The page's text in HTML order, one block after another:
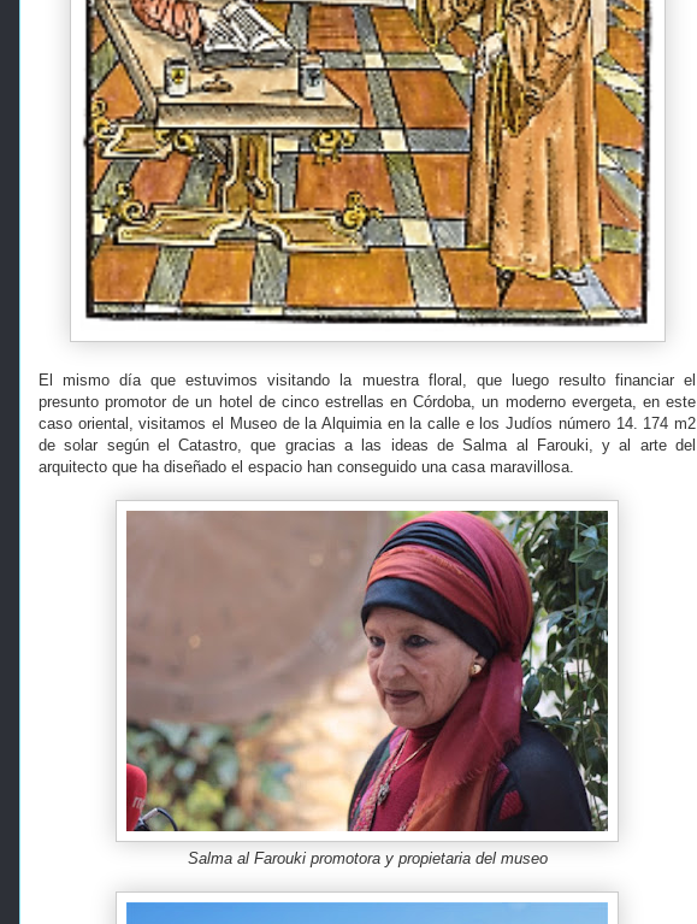
El mismo día que estuvimos visitando la muestra floral, que luego resulto financiar el
presunto promotor de un hotel de cinco estrellas en Córdoba, un moderno evergeta, en este
caso oriental, visitamos el Museo de la Alquimia en la calle e los Judíos número 14. 174 m2
de solar según el Catastro, que gracias a las ideas de Salma al Farouki, y al arte del
arquitecto que ha diseñado el espacio han conseguido una casa maravillosa.
Salma al Farouki promotora y propietaria del museo